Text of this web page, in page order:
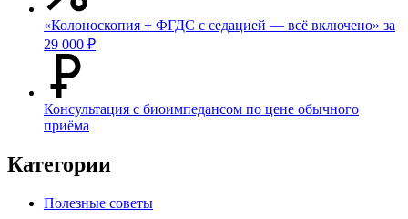
«Колоноскопия + ФГДС с седацией — всё включено» за
29 000 ₽
Консультация с биоимпедансом по цене обычного
приёма
Категории
Полезные советы